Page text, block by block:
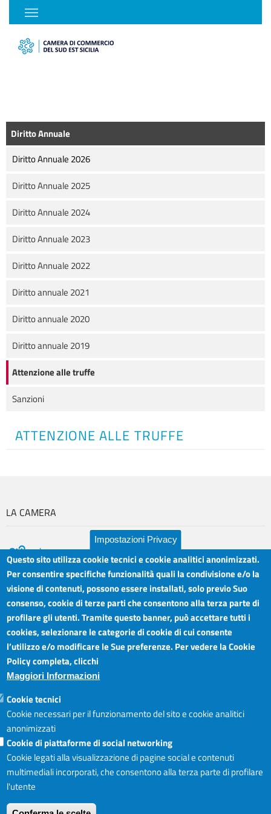
Diritto Annuale
Diritto Annuale 2026
Diritto Annuale 2025
Diritto Annuale 2024
Diritto Annuale 2023
Diritto Annuale 2022
Diritto annuale 2021
Diritto annuale 2020
Diritto annuale 2019
Attenzione alle truffe
Sanzioni
ATTENZIONE ALLE TRUFFE
LA CAMERA
Camera di Commercio Industria Artigianato e
Agricoltura del Sud Est Sicilia
Sede legale: Via Cappuccini, 2 - Catania
Sede territoriale: Piazza della Libertà - Ragusa
Sede territoriale: Via Duca degli Abruzzi, 4 - Siracusa
Posta elettronica certificata: ctrgsr
pec.ctrgsr.camcom.it
Sito:www.ctrgsr.camcom.gov.it
Codice di fatturazione elettronica:
Orari sportelli:
Dal Lunedì al Venerdì ore
8.30 - 12.00
Martedì anche 15.45 - 17.45
Copyright © CCIAA, 2019
Impostazioni Privacy
Questo sito utilizza cookie tecnici e cookie analitici anonimizzati.
Per consentire specifiche funzionalità quali la condivisione e/o la
visione di contenuti, possono essere installati, solo previo Suo
consenso, cookie di terze parti che consentono alla terza parte di
profilare gli utenti. Tramite questo banner, può accettare tutti i
cookies, selezionare le categorie di cookie di cui consente
l’utilizzo e/o modificare le Sue preferenze. Per vedere la Cookie
Policy completa, clicchi
Maggiori Informazioni
Cookie tecnici
Cookie necessari per il funzionamento del sito e cookie analitici
anonimizzati
Cookie di piattaforme di social networking
Cookie legati alla visualizzazione di pagine social e contenuti
multimediali incorporati, che consentono alla terza parte di profilare
l'utente